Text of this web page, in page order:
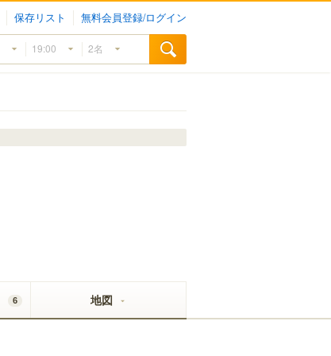
保存リスト 無料会員登録/ログイン
6 地図